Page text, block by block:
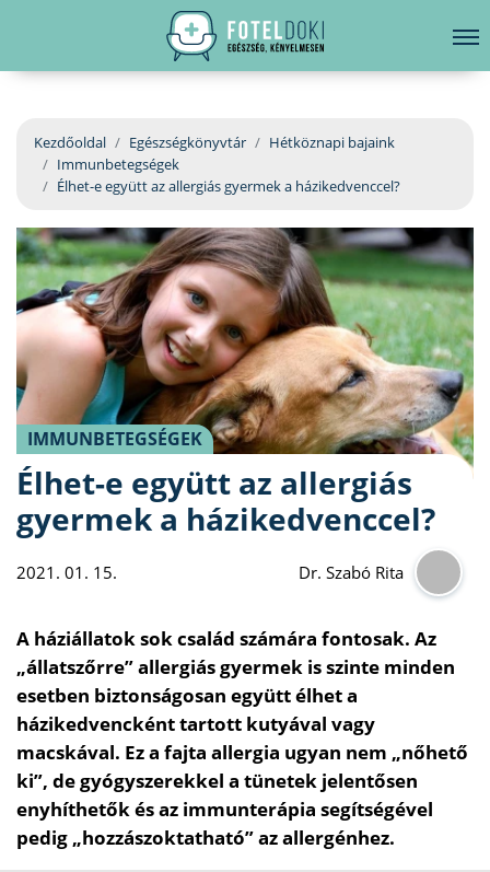
EGÉSZSÉGKÖNYVTÁR
BETEGSÉGKALAUZ
ÜGYELETKERESŐ
ORVOS VÁLASZOL
ORVOSKERESŐ
hirdetés
Kezdőoldal Egészségkönyvtár
Hétköznapi bajaink
Immunbetegségek
Élhet-e együtt az allergiás gyermek a házikedvenccel?
IMMUNBETEGSÉGEK
Élhet-e együtt az allergiás
gyermek a házikedvenccel?
2021. 01. 15. Dr. Szabó Rita
A háziállatok sok család számára fontosak. Az
„állatszőrre” allergiás gyermek is szinte minden
esetben biztonságosan együtt élhet a
házikedvencként tartott kutyával vagy
macskával. Ez a fajta allergia ugyan nem „nőhető
ki”, de gyógyszerekkel a tünetek jelentősen
enyhíthetők és az immunterápia segítségével
pedig „hozzászoktatható” az allergénhez.